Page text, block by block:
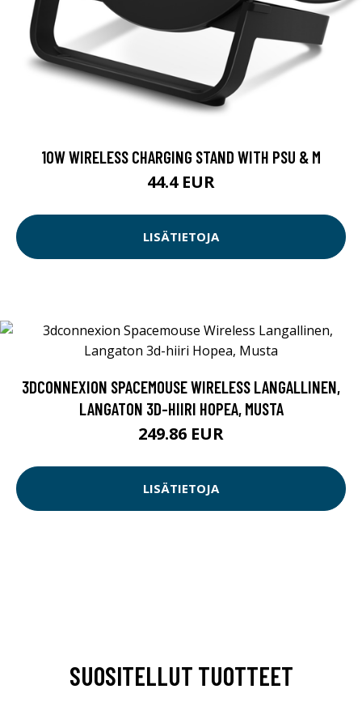
10W WIRELESS CHARGING STAND WITH PSU & M
44.4 EUR
LISÄTIETOJA
3DCONNEXION SPACEMOUSE WIRELESS LANGALLINEN,
LANGATON 3D-HIIRI HOPEA, MUSTA
249.86 EUR
LISÄTIETOJA
SUOSITELLUT TUOTTEET